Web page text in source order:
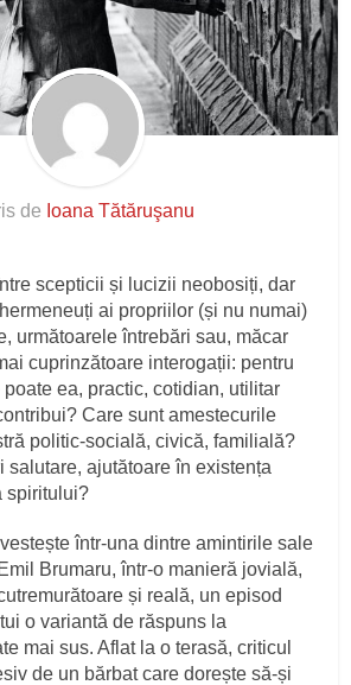
de Ioana Tătăruşanu
scepticii și lucizii neobosiți, dar
ai propriilor (și nu numai)
următoarele întrebări sau, măcar
cuprinzătoare interogații: pentru
ea, practic, cotidian, utilitar
Care sunt amestecurile
politic-socială, civică, familială?
salutare, ajutătoare în existența
spiritului?
într-una dintre amintirile sale
Brumaru, într-o manieră jovială,
și reală, un episod
o variantă de răspuns la
mai sus. Aflat la o terasă, criticul
de un bărbat care dorește să-și